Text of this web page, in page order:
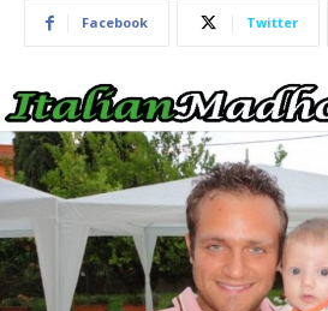
Facebook Twitter